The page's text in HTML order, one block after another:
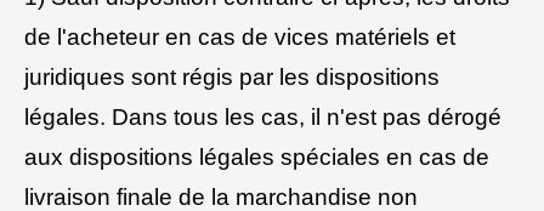
de l'acheteur en cas de vices matériels et
juridiques sont régis par les dispositions
légales. Dans tous les cas, il n'est pas dérogé
aux dispositions légales spéciales en cas de
livraison finale de la marchandise non